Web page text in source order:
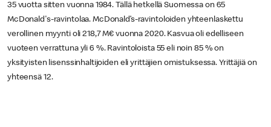
35 vuotta sitten vuonna 1984. Tällä hetkellä Suomessa on 65
McDonald's-ravintolaa. McDonald’s-ravintoloiden yhteenlaskettu
verollinen myynti oli 218,7 M€ vuonna 2020. Kasvua oli edelliseen
vuoteen verrattuna yli 6 %. Ravintoloista 55 eli noin 85 % on
yksityisten lisenssinhaltijoiden eli yrittäjien omistuksessa. Yrittäjiä on
yhteensä 12.